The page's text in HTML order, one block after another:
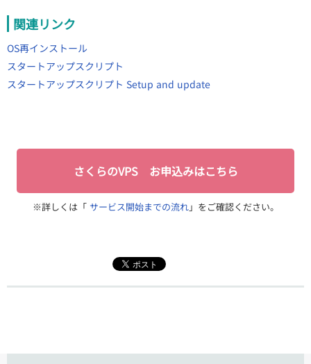
関連リンク
OS再インストール
スタートアップスクリプト
スタートアップスクリプト Setup and update
さくらのVPS お申込みはこちら
※詳しくは「サービス開始までの流れ」をご確認ください。